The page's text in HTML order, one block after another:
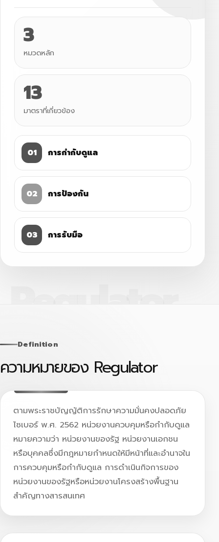
3
หมวดหลัก
13
มาตราที่เกี่ยวข้อง
01 การกำกับดูแล
02 การป้องกัน
03 การรับมือ
Definition
ความหมายของ Regulator
ตามพระราชบัญญัติการรักษาความมั่นคงปลอดภัย
ไซเบอร์ พ.ศ. 2562 หน่วยงานควบคุมหรือกำกับดูแล
หมายความว่า หน่วยงานของรัฐ หน่วยงานเอกชน
หรือบุคคลซึ่งมีกฎหมายกำหนดให้มีหน้าที่และอำนาจใน
การควบคุมหรือกำกับดูแล การดำเนินกิจการของ
หน่วยงานของรัฐหรือหน่วยงานโครงสร้างพื้นฐาน
สำคัญทางสารสนเทศ